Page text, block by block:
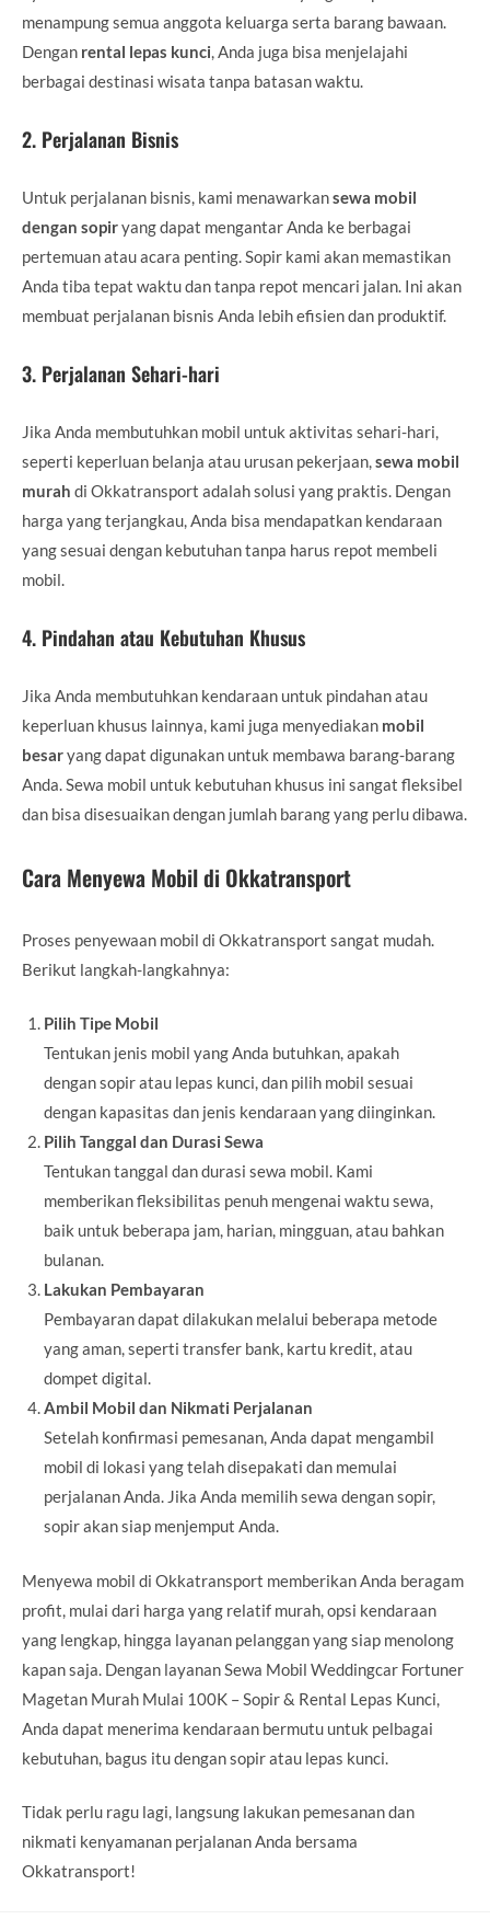
menampung semua anggota keluarga serta barang bawaan.
Dengan rental lepas kunci , Anda juga bisa menjelajahi
berbagai destinasi wisata tanpa batasan waktu.
2. Perjalanan Bisnis
Untuk perjalanan bisnis, kami menawarkansewa mobil
dengan sopiryang dapat mengantar Anda ke berbagai
pertemuan atau acara penting. Sopir kami akan memastikan
Anda tiba tepat waktu dan tanpa repot mencari jalan. Ini akan
membuat perjalanan bisnis Anda lebih efisien dan produktif.
3. Perjalanan Sehari-hari
Jika Anda membutuhkan mobil untuk aktivitas sehari-hari,
seperti keperluan belanja atau urusan pekerjaan, sewa mobil
murah di Okkatransport adalah solusi yang praktis. Dengan
harga yang terjangkau, Anda bisa mendapatkan kendaraan
yang sesuai dengan kebutuhan tanpa harus repot membeli
mobil.
4. Pindahan atau Kebutuhan Khusus
Jika Anda membutuhkan kendaraan untuk pindahan atau
keperluan khusus lainnya, kami juga menyediakan mobil
besaryang dapat digunakan untuk membawa barang-barang
Anda. Sewa mobil untuk kebutuhan khusus ini sangat fleksibel
dan bisa disesuaikan dengan jumlah barang yang perlu dibawa.
Cara Menyewa Mobil di Okkatransport
Proses penyewaan mobil di Okkatransport sangat mudah.
Berikut langkah-langkahnya:
Pilih Tipe Mobil
Tentukan jenis mobil yang Anda butuhkan, apakah
dengan sopir atau lepas kunci, dan pilih mobil sesuai
dengan kapasitas dan jenis kendaraan yang diinginkan.
Pilih Tanggal dan Durasi Sewa
Tentukan tanggal dan durasi sewa mobil. Kami
memberikan fleksibilitas penuh mengenai waktu sewa,
baik untuk beberapa jam, harian, mingguan, atau bahkan
bulanan.
Lakukan Pembayaran
Pembayaran dapat dilakukan melalui beberapa metode
yang aman, seperti transfer bank, kartu kredit, atau
dompet digital.
Ambil Mobil dan Nikmati Perjalanan
Setelah konfirmasi pemesanan, Anda dapat mengambil
mobil di lokasi yang telah disepakati dan memulai
perjalanan Anda. Jika Anda memilih sewa dengan sopir,
sopir akan siap menjemput Anda.
Menyewa mobil di Okkatransport memberikan Anda beragam
profit, mulai dari harga yang relatif murah, opsi kendaraan
yang lengkap, hingga layanan pelanggan yang siap menolong
kapan saja. Dengan layanan Sewa Mobil Weddingcar Fortuner
Magetan Murah Mulai 100K – Sopir & Rental Lepas Kunci,
Anda dapat menerima kendaraan bermutu untuk pelbagai
kebutuhan, bagus itu dengan sopir atau lepas kunci.
Tidak perlu ragu lagi, langsung lakukan pemesanan dan
nikmati kenyamanan perjalanan Anda bersama
Okkatransport!